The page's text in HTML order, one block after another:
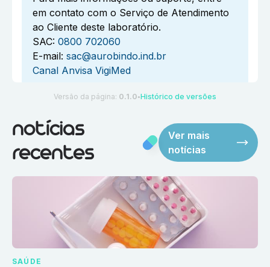
em contato com o Serviço de Atendimento
ao Cliente deste laboratório.
SAC: 0800 702060
E-mail: sac@aurobindo.ind.br
Canal Anvisa VigiMed
Versão da página: 0.1.0 ●Histórico de versões
notícias
recentes
Ver mais
notícias
SAÚDE